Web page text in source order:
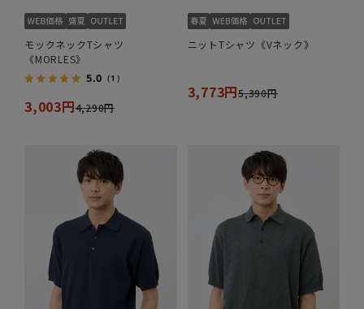
モックネックTシャツ
《MORLES》
5.0 （1）
3,003円4,290円
ニットTシャツ《Vネック》
3,773円5,390円